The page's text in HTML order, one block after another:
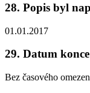
28. Popis byl
01.01.2017
29. Datum
Bez časového